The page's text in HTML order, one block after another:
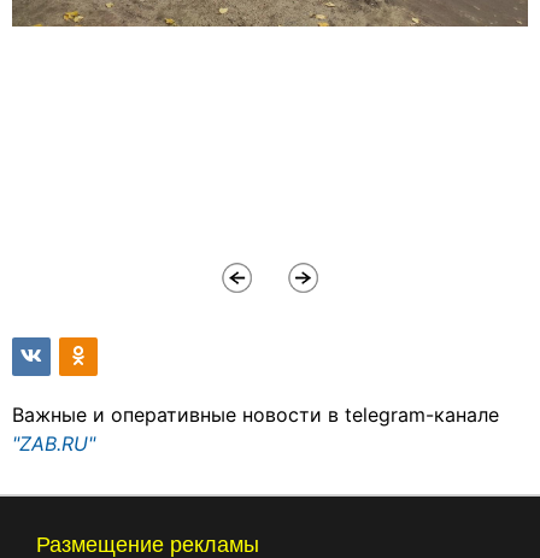
Важные и оперативные новости в telegram-канале
"ZAB.RU"
Размещение рекламы